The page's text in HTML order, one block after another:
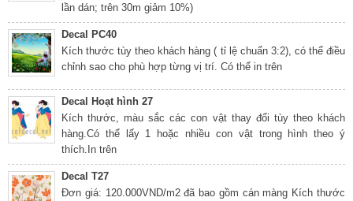
lần dán; trên 30m giảm 10%)
Decal PC40
Kích thước tùy theo khách hàng ( tỉ lệ chuẩn 3:2), có thể điều
chỉnh sao cho phù hợp từng vị trí. Có thể in trên
Decal Hoạt hình 27
Kích thước, màu sắc các con vật thay đổi tùy theo khách
hàng.Có thể lấy 1 hoặc nhiều con vật trong hình theo ý
thích.In trên
Decal T27
Đơn giá: 120.000VND/m2 đã bao gồm cán màng Kích thước